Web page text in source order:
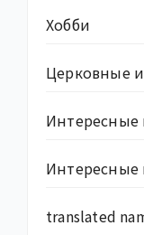
Хобби
Церковные
Интересные
translated